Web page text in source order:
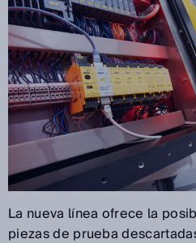
La nueva línea ofrece la
piezas de prueba